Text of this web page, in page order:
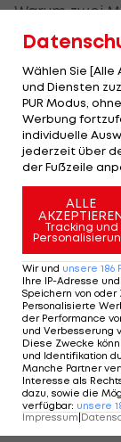
Warum zwei
Übereinkunft
lediglich
Unterschrift
Jährige
Schon
2021. Sein
Saisonende
Messi wolle
Laut
Zweifel. "Der
selben Tag,
Mehr
Wählen Sie
und Diensten
PUR Modus,
Werbung
individuelle
jederzeit über
der Fußzeile
ALLE
Tracking und
Wir und unsere 186
Ihre IP-Adresse
Speichern von
Personalisierte
der Performance
und Verbesserung
Diese Zwecke
und Identifikation
Manche Partner
Interesse als
dazu, sowie die
verfügbar: unsere
Impressum